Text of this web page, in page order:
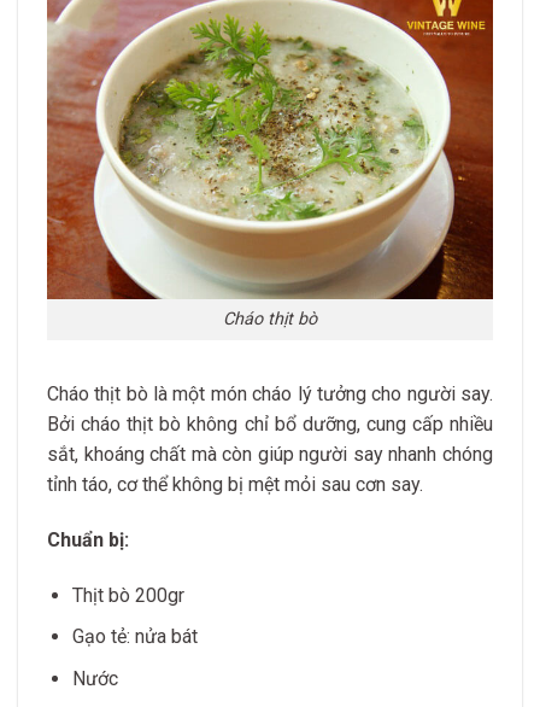
Cháo thịt bò
Cháo thịt bò là một món cháo lý tưởng cho người say.
Bởi cháo thịt bò không chỉ bổ dưỡng, cung cấp nhiều
sắt, khoáng chất mà còn giúp người say nhanh chóng
tỉnh táo, cơ thể không bị mệt mỏi sau cơn say.
Chuẩn bị:
Thịt bò 200gr
Gạo tẻ: nửa bát
Nước